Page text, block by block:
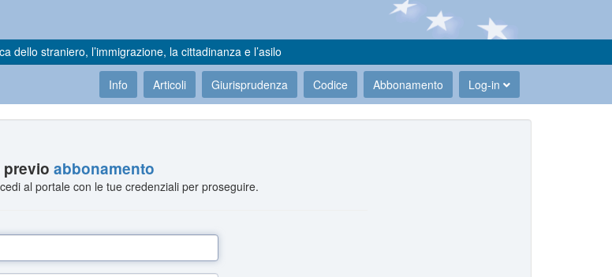
dello straniero, l’immigrazione, la cittadinanza e l’asilo
Info Articoli Giurisprudenza Codice Abbonamento Log-in
previoabbonamento
al portale con le tue credenziali per proseguire.